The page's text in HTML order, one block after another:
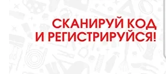
Денис Паслер: «В Свердловской
области формируется
система профориентации»
полицейского